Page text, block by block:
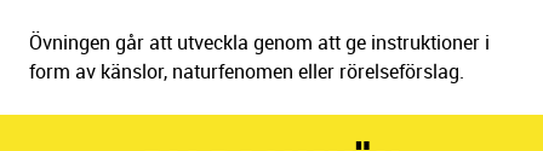
Övningen går att utveckla genom att ge instruktioner i
form av känslor, naturfenomen eller rörelseförslag.